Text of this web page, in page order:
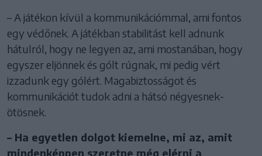
– A játékon kívül a kommunikációmmal, ami fontos
egy védőnek. A játékban stabilitást kell adnunk
hátulról, hogy ne legyen az, ami mostanában, hogy
egyszer eljönnek és gólt rúgnak, mi pedig vért
izzadunk egy gólért. Magabiztosságot és
kommunikációt tudok adni a hátsó négyesnek-
ötösnek.
– Ha egyetlen dolgot kiemelne, mi az, amit
mindenképpen szeretne még elérni a